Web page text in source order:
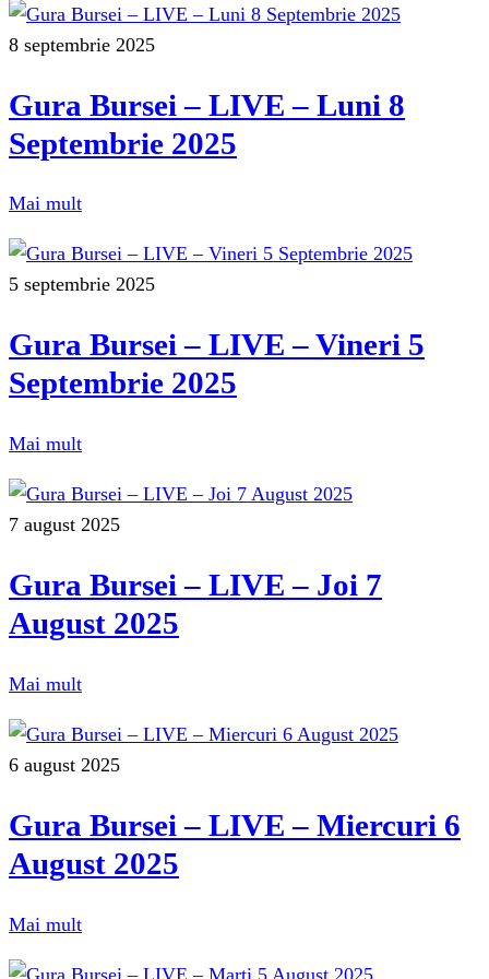
8 septembrie 2025
Gura Bursei – LIVE – Luni 8
Septembrie 2025
Mai mult
5 septembrie 2025
Gura Bursei – LIVE – Vineri 5
Septembrie 2025
Mai mult
7 august 2025
Gura Bursei – LIVE – Joi 7
August 2025
Mai mult
6 august 2025
Gura Bursei – LIVE – Miercuri 6
August 2025
Mai mult